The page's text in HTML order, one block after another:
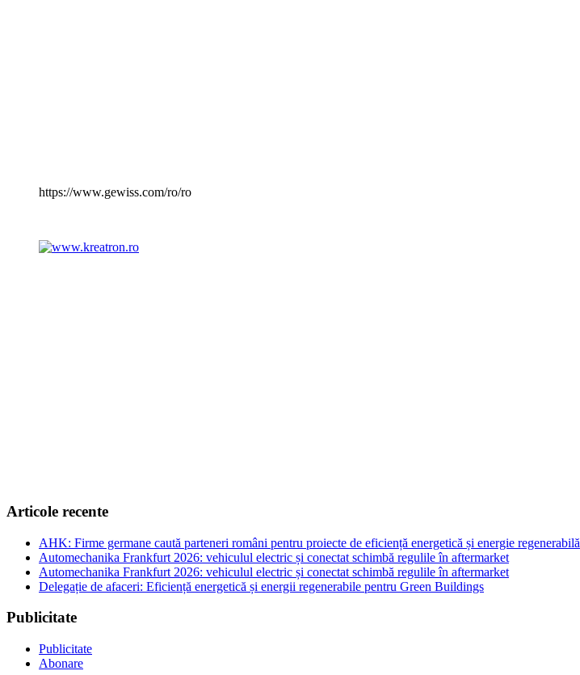
https://www.gewiss.com/ro/ro
Articole recente
AHK: Firme germane caută parteneri români pentru proiecte de eficiență energetică și energie regenerabilă
Automechanika Frankfurt 2026: vehiculul electric și conectat schimbă regulile în aftermarket
Automechanika Frankfurt 2026: vehiculul electric și conectat schimbă regulile în aftermarket
Delegație de afaceri: Eficiență energetică și energii regenerabile pentru Green Buildings
Publicitate
Publicitate
Abonare